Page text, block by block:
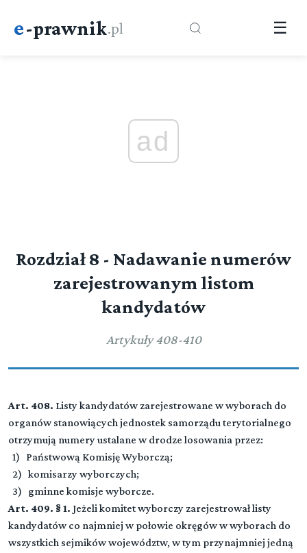
e-prawnik.pl ☰
ad
Rozdział 8 - Nadawanie numerów
zarejestrowanym listom
kandydatów
Artykuły 408-410
Art. 408. Listy kandydatów zarejestrowane w wyborach do
organów stanowiących jednostek samorządu terytorialnego
otrzymują numery ustalane w drodze losowania przez:
1) Państwową Komisję Wyborczą;
2) komisarzy wyborczych;
3) gminne komisje wyborcze.
Art. 409. § 1. Jeżeli komitet wyborczy zarejestrował listy
kandydatów co najmniej w połowie okręgów w wyborach do
wszystkich sejmików województw, w tym przynajmniej jedną